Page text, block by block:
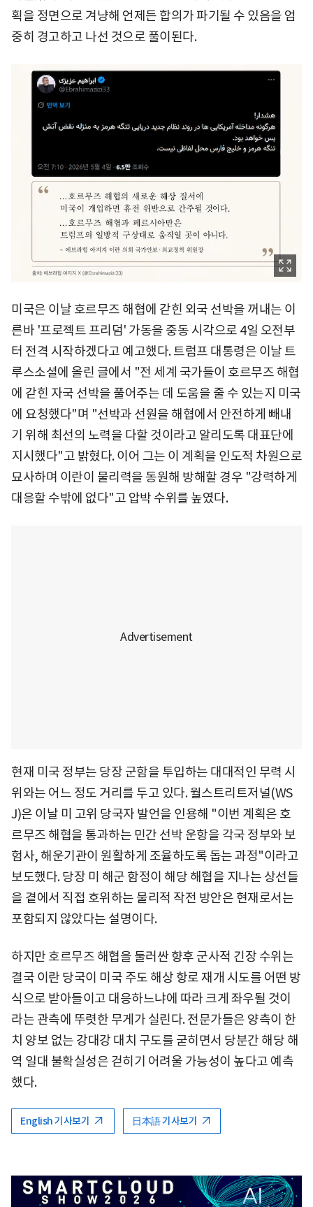
획을 정면으로 겨냥해 언제든 합의가 파기될 수 있음을 엄
중히 경고하고 나선 것으로 풀이된다.
미국은 이날 호르무즈 해협에 갇힌 외국 선박을 꺼내는 이
른바 '프로젝트 프리덤' 가동을 중동 시각으로 4일 오전부
터 전격 시작하겠다고 예고했다. 트럼프 대통령은 이날 트
루스소셜에 올린 글에서 "전 세계 국가들이 호르무즈 해협
에 갇힌 자국 선박을 풀어주는 데 도움을 줄 수 있는지 미국
에 요청했다"며 "선박과 선원을 해협에서 안전하게 빼내
기 위해 최선의 노력을 다할 것이라고 알리도록 대표단에
지시했다"고 밝혔다. 이어 그는 이 계획을 인도적 차원으로
묘사하며 이란이 물리력을 동원해 방해할 경우 "강력하게
대응할 수밖에 없다"고 압박 수위를 높였다.
현재 미국 정부는 당장 군함을 투입하는 대대적인 무력 시
위와는 어느 정도 거리를 두고 있다. 월스트리트저널(WS
J)은 이날 미 고위 당국자 발언을 인용해 "이번 계획은 호
르무즈 해협을 통과하는 민간 선박 운항을 각국 정부와 보
험사, 해운기관이 원활하게 조율하도록 돕는 과정"이라고
보도했다. 당장 미 해군 함정이 해당 해협을 지나는 상선들
을 곁에서 직접 호위하는 물리적 작전 방안은 현재로서는
포함되지 않았다는 설명이다.
하지만 호르무즈 해협을 둘러싼 향후 군사적 긴장 수위는
결국 이란 당국이 미국 주도 해상 항로 재개 시도를 어떤 방
식으로 받아들이고 대응하느냐에 따라 크게 좌우될 것이
라는 관측에 뚜렷한 무게가 실린다. 전문가들은 양측이 한
치 양보 없는 강대강 대치 구도를 굳히면서 당분간 해당 해
역 일대 불확실성은 걷히기 어려울 가능성이 높다고 예측
했다.
English 기사보기 日本語 기사보기